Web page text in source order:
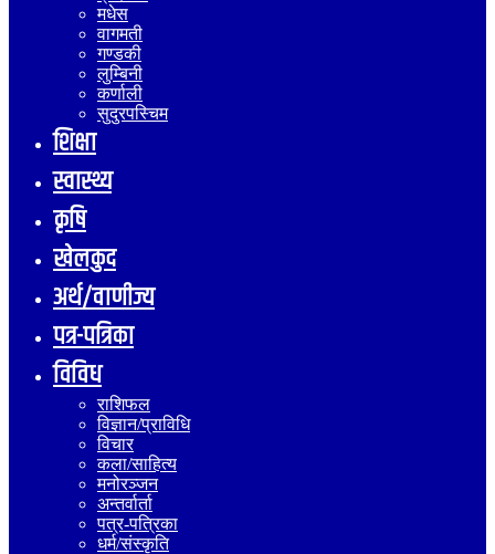
मधेस
वागमती
गण्डकी
लुम्बिनी
कर्णाली
सुदुरपस्चिम
शिक्षा
स्वास्थ्य
कृषि
खेलकुद
अर्थ/वाणीज्य
पत्र-पत्रिका
विविध
राशिफल
विज्ञान/प्राविधि
विचार
कला/साहित्य
मनोरञ्जन
अन्तर्वार्ता
पत्र-पत्रिका
धर्म/संस्कृति